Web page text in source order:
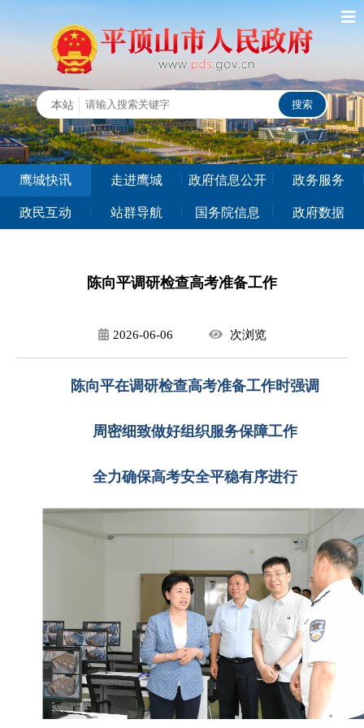
鹰城快讯 走进鹰城 政府信息公开 政务服务
政民互动 站群导航 国务院信息 政府数据
陈向平调研检查高考准备工作
2026-06-06 次浏览
陈向平在调研检查高考准备工作时强调
周密细致做好组织服务保障工作
全力确保高考安全平稳有序进行